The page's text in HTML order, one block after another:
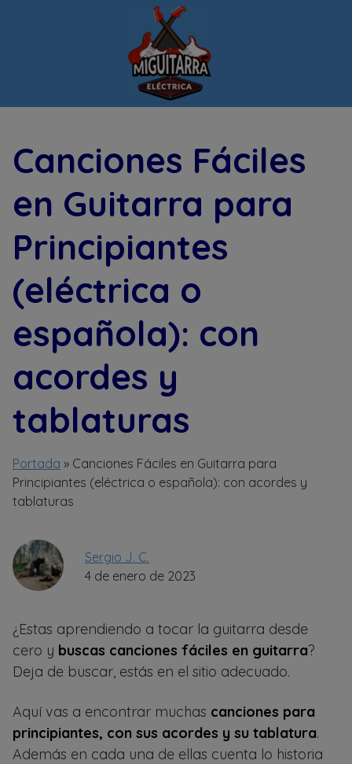
Canciones Fáciles
en Guitarra para
Principiantes
(eléctrica o
española): con
acordes y
tablaturas
Portada » Canciones Fáciles en Guitarra para
Principiantes (eléctrica o española): con acordes y
tablaturas
Sergio J. C.
4 de enero de 2023
¿Estas aprendiendo a tocar la guitarra desde
cero y buscas canciones fáciles en guitarra?
Deja de buscar, estás en el sitio adecuado.
Aquí vas a encontrar muchas canciones para
principiantes, con sus acordes y su tablatura.
Además en cada una de ellas cuenta lo historia